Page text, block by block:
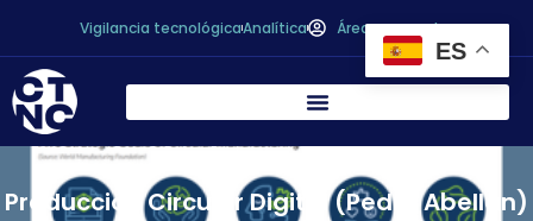
Vigilancia tecnológicaAnalítica Área personal
Producción Circular Digital (Pedro Abellán)
ES